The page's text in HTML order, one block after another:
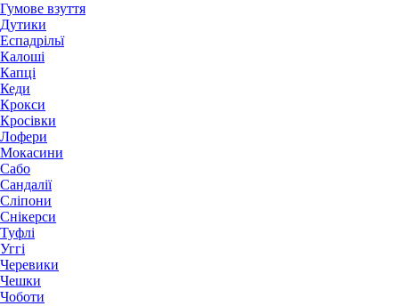
Гумове взуття
Дутики
Еспадрільї
Калоші
Капці
Кеди
Крокси
Кросівки
Лофери
Мокасини
Сабо
Сандалії
Сліпони
Снікерси
Туфлі
Уггі
Черевики
Чешки
Чоботи